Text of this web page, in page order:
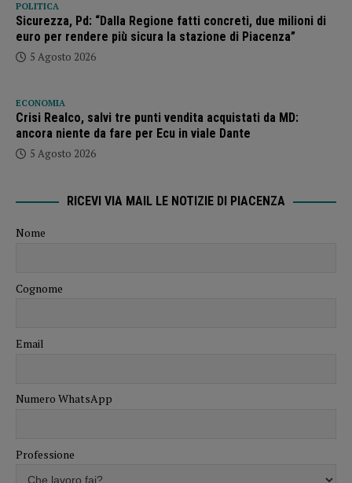
POLITICA
Sicurezza, Pd: “Dalla Regione fatti concreti, due milioni di
euro per rendere più sicura la stazione di Piacenza”
5 Agosto 2026
ECONOMIA
Crisi Realco, salvi tre punti vendita acquistati da MD:
ancora niente da fare per Ecu in viale Dante
5 Agosto 2026
RICEVI VIA MAIL LE NOTIZIE DI PIACENZA
Nome
Cognome
Email
Numero WhatsApp
Professione